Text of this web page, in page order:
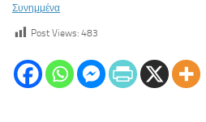
Συνημμένα
Post Views: 483